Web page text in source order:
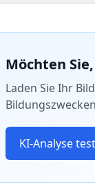
Möchten
Laden Sie Ihr
KI-Analyse